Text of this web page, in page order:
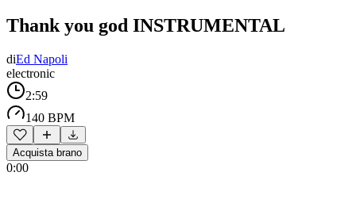
Thank you god INSTRUMENTAL
diEd Napoli
electronic
2:59
140 BPM
Acquista brano
0:00